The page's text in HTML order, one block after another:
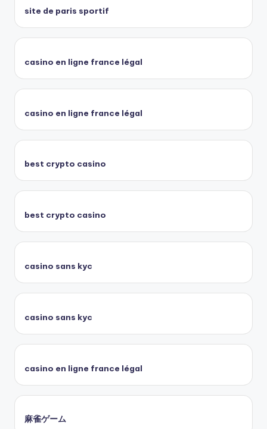
site de paris sportif
casino en ligne france légal
casino en ligne france légal
best crypto casino
best crypto casino
casino sans kyc
casino sans kyc
casino en ligne france légal
麻雀ゲーム